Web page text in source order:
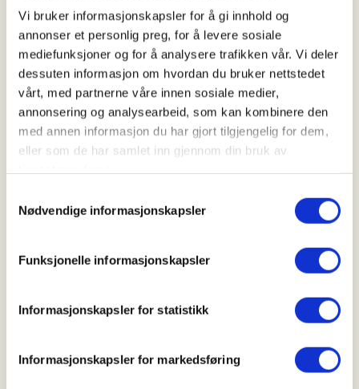
Vi bruker informasjonskapsler for å gi innhold og
annonser et personlig preg, for å levere sosiale
mediefunksjoner og for å analysere trafikken vår. Vi deler
dessuten informasjon om hvordan du bruker nettstedet
vårt, med partnerne våre innen sosiale medier,
annonsering og analysearbeid, som kan kombinere den
med annen informasjon du har gjort tilgjengelig for dem,
eller som de har samlet inn gjennom din bruk av
Nødvendige informasjonskapsler
Funksjonelle informasjonskapsler
Informasjonskapsler for statistikk
Informasjonskapsler for markedsføring
Seljord JFF, NJFF Telemark
Kontaktperson
https://90617953
annebrennemo@hotmail.com
Kurset vil gå over 3-5 kvelder, og ta for seg fangst
av mår med slagfelle. Det blir både teori og praksis.
Deltakerne bygger sin egen fellekasse på kurset og
får innføring i hvordan man best setter opp fellen i
Ved interesse vil det også bli en gjennomgang av